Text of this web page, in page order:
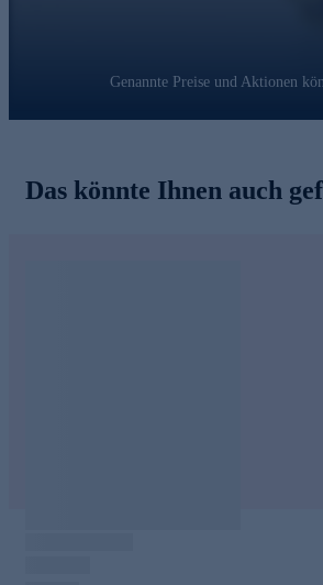
Genannte Preise und Aktionen
Das könnte Ihnen auch